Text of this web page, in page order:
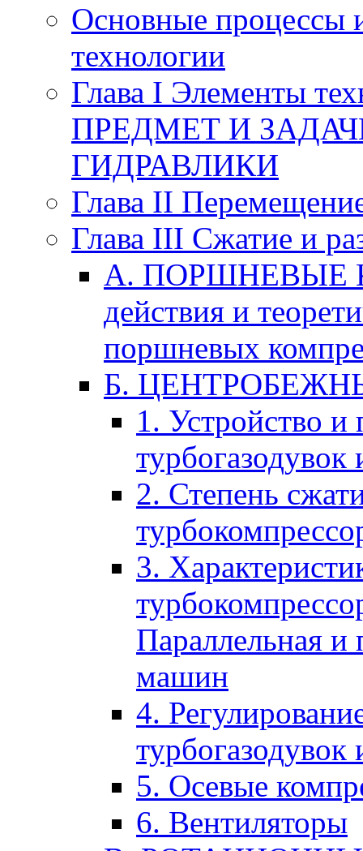
Основные процессы
технологии
Глава I Элементы
ПРЕДМЕТ И
ГИДРАВЛИКИ
Глава II
Глава III Сжатие и
А. ПОРШНЕВЫЕ
действия и
поршневых
Б.
1. Устройство и
2. Степень
3.
Параллельная и
машин
4.
5. Осевые
6. Вентиляторы